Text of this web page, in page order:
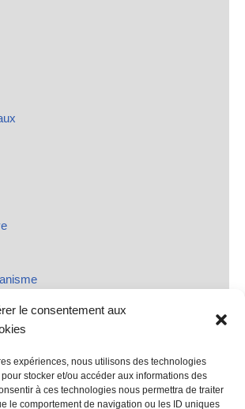
le consentement aux
expériences, nous utilisons des technologies
stocker et/ou accéder aux informations des
à ces technologies nous permettra de traiter
le comportement de navigation ou les ID uniques